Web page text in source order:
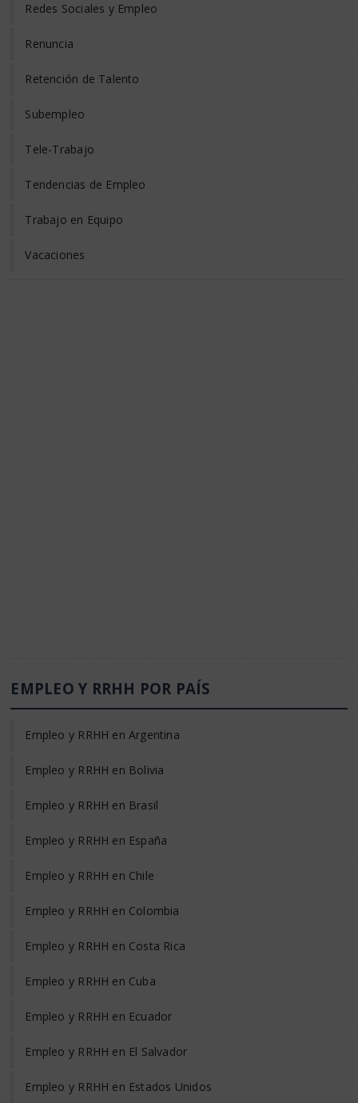
Redes Sociales y Empleo
Renuncia
Retención de Talento
Subempleo
Tele-Trabajo
Tendencias de Empleo
Trabajo en Equipo
Vacaciones
EMPLEO Y RRHH POR PAÍS
Empleo y RRHH en Argentina
Empleo y RRHH en Bolivia
Empleo y RRHH en Brasil
Empleo y RRHH en España
Empleo y RRHH en Chile
Empleo y RRHH en Colombia
Empleo y RRHH en Costa Rica
Empleo y RRHH en Cuba
Empleo y RRHH en Ecuador
Empleo y RRHH en El Salvador
Empleo y RRHH en Estados Unidos